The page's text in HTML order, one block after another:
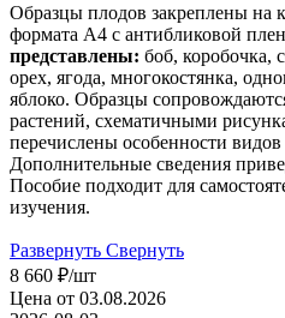
Образцы плодов закреплены на
формата А4 с антибликовой
представлены: боб, коробочка,
орех, ягода, многокостянка,
яблоко. Образцы
растений, схематичными
перечислены особенности
Дополнительные сведения
Пособие подходит для
изучения.
Развернуть Свернуть
8 660 ₽/шт
Цена от 03.08.2026